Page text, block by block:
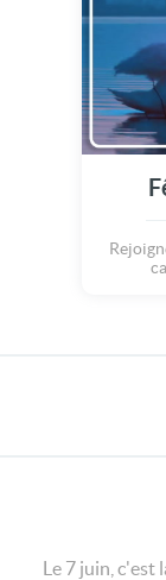
Le 7 juin, c'est